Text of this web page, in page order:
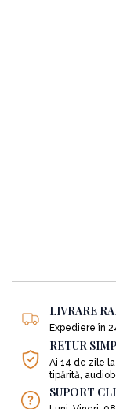
LIVRARE
Expediere în
RETUR
Ai 14 de zile
tipărită,
SUPORT